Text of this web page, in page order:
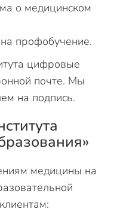
о медицинском
профобучение.
цифровые
почте. Мы
на подпись.
медицины на